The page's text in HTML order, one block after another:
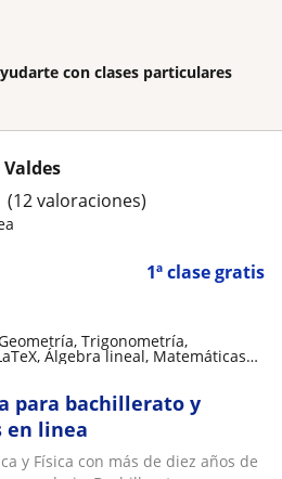
con clases particulares
1ª clase gratis
(12 valoraciones)
Trigonometría,
Álgebra lineal, Matemáticas
para bachillerato y
en linea
y Física con más de diez años de